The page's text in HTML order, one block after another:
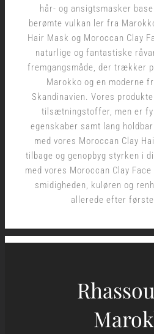
hår- og ansigtsmasker
berømte vulkan ler fra
Hair Mask og Moroccan Clay
naturlige og fantastiske
fremgangsmåde, der trækker
Marokko og en moderne
Skandinavien. Vores
tilsætningstoffer, men er
egenskaber samt lang
med vores Moroccan Clay
tilbage og genopbyg styrken i
med vores Moroccan Clay
smidigheden, kuløren og
allerede efter